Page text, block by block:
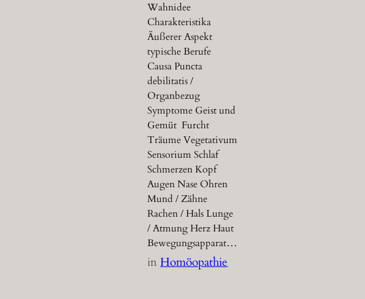
Wahnidee
Charakteristika
Äußerer Aspekt
typische Berufe
Causa Puncta
debilitatis /
Organbezug
Symptome Geist und
Gemüt Furcht
Träume Vegetativum
Sensorium Schlaf
Schmerzen Kopf
Augen Nase Ohren
Mund / Zähne
Rachen / Hals Lunge
/ Atmung Herz Haut
Bewegungsapparat…
inHomöopathie